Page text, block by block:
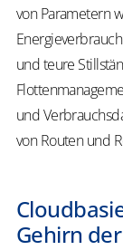
von Parametern
und teure
und
von Routen und
Gehirn